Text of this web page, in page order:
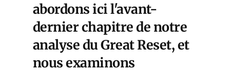
abordons ici l'avant-
dernier chapitre de notre
analyse du Great Reset, et
nous examinons